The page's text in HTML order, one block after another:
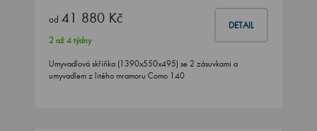
od 41 880 Kč DETAIL
2 až 4 týdny
Umyvadlová skříňka (1390x550x495) se 2 zásuvkami a
umyvadlem z litého mramoru Como 140